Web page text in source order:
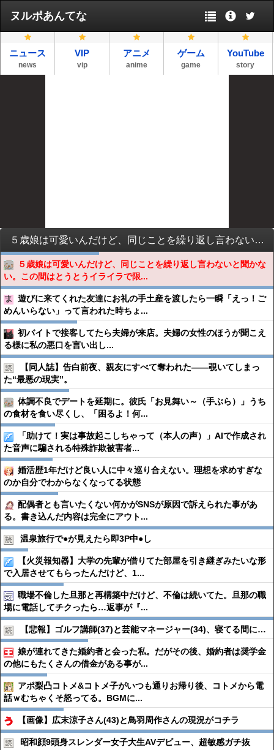
ヌルポあんてな
ニュース
news
VIP
vip
アニメ
anime
ゲーム
game
YouTube
story
５歳娘は可愛いんだけど、同じことを繰り返し言わないと聞かない。この間はとうとうイライラで限界になって怒鳴った。→その後、無言でテレビ見てたら泣き止んだ娘が・・・
５歳娘は可愛いんだけど、同じことを繰り返し言わないと聞かな
い。この間はとうとうイライラで限...
遊びに来てくれた友達にお礼の手土産を渡したら一瞬「えっ！ご
めんいらない」って言われた時ちょ...
初バイトで接客してたら夫婦が来店。夫婦の女性のほうが聞こえ
る様に私の悪口を言い出し...
【同人誌】告白前夜、親友にすべて奪われた――覗いてしまっ
た“最悪の現実”。
体調不良でデートを延期に。彼氏「お見舞い～（手ぶら）」うち
の食材を食い尽くし、「困るよ！何...
「助けて！実は事故起こしちゃって（本人の声）」AIで作成され
た音声に騙される特殊詐欺被害者...
婚活歴1年だけど良い人に中々巡り合えない。理想を求めすぎな
のか自分でわからなくなってる状態
配偶者とも言いたくない何かがSNSが原因で訴えられた事があ
る。書き込んだ内容は完全にアウト...
温泉旅行で●︎が見えたら即3P中●︎し
【火災報知器】大学の先輩が借りてた部屋を引き継ぎみたいな形
で入居させてもらったんだけど、1...
職場不倫した旦那と再構築中だけど、不倫は続いてた。旦那の職
場に電話してチクったら…返事が『...
【悲報】ゴルフ講師(37)と芸能マネージャー(34)、寝てる間に…
娘が連れてきた婚約者と会った私。だがその後、婚約者は奨学金
の他にもたくさんの借金がある事が...
アポ梨凸コトメ&コトメ子がいつも通りお帰り後、コトメから電
話ｗむちゃくそ怒ってる。BGMに...
【画像】広末涼子さん(43)と鳥羽周作さんの現況がコチラ
昭和顔9頭身スレンダー女子大生AVデビュー、超敏感ガチ抜